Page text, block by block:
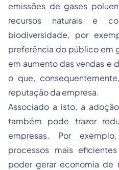
emissões de gases
recursos naturais e
biodiversidade, por
preferência do público em
em aumento das vendas e
o que,
reputação da empresa.
Associado a isto, a
também pode trazer
empresas. Por
processos mais
poder gerar economia de